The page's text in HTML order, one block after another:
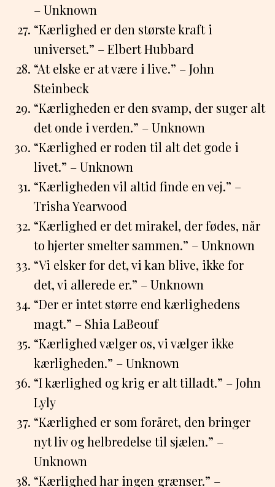
– Unknown
“Kærlighed er den største kraft i
universet.” – Elbert Hubbard
“At elske er at være i live.” – John
Steinbeck
“Kærligheden er den svamp, der suger alt
det onde i verden.” – Unknown
“Kærlighed er roden til alt det gode i
livet.” – Unknown
“Kærligheden vil altid finde en vej.” –
Trisha Yearwood
“Kærlighed er det mirakel, der fødes, når
to hjerter smelter sammen.” – Unknown
“Vi elsker for det, vi kan blive, ikke for
det, vi allerede er.” – Unknown
“Der er intet større end kærlighedens
magt.” – Shia LaBeouf
“Kærlighed vælger os, vi vælger ikke
kærligheden.” – Unknown
“I kærlighed og krig er alt tilladt.” – John
Lyly
“Kærlighed er som foråret, den bringer
nyt liv og helbredelse til sjælen.” –
Unknown
“Kærlighed har ingen grænser.” –